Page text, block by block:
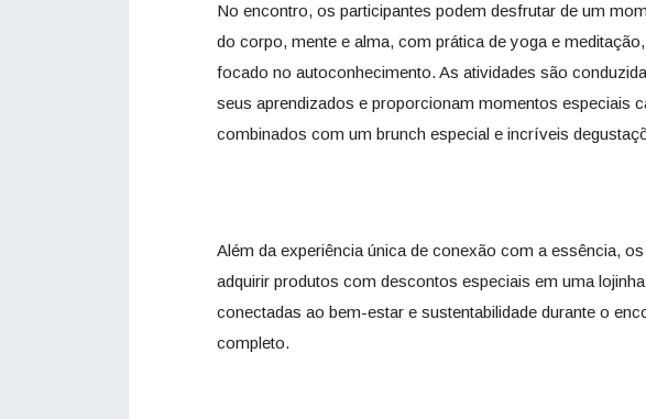
No encontro, os participantes podem desfrutar de um
do corpo, mente e alma, com prática de yoga e
focado no autoconhecimento. As atividades são
seus aprendizados e proporcionam momentos especiais
combinados com um brunch especial e incríveis
Além da experiência única de conexão com a essência,
adquirir produtos com descontos especiais em uma
conectadas ao bem-estar e sustentabilidade durante o
completo.